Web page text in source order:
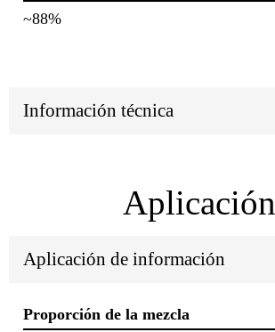
~88%
Información técnica
Aplicación
Aplicación de información
Proporción de la mezcla